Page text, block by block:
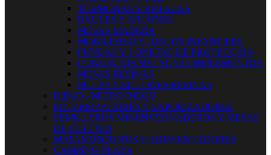
TUMBONAS Y BUTACAS
BAULES Y ARCONES
MESAS MADERA
MOBILIARIO Y JUEGOS INFANTILES
FUNDAS Y LONETAS DE PROTECCIÓN
CONJUNTOS METAL Y COMPLEMENTOS
MESAS RESINAS
SILLAS Y SILLONES RESINAS
RIEGO - MICRO RIEGO
PULVERIZADORES Y VAPORIZADORES
SEMILLEROS MINIINVERNADEROS Y MESAS
DE CULTIVO
MATAMOSQUITOS Y AHUYENTADORES
CAMPING-PLAYA